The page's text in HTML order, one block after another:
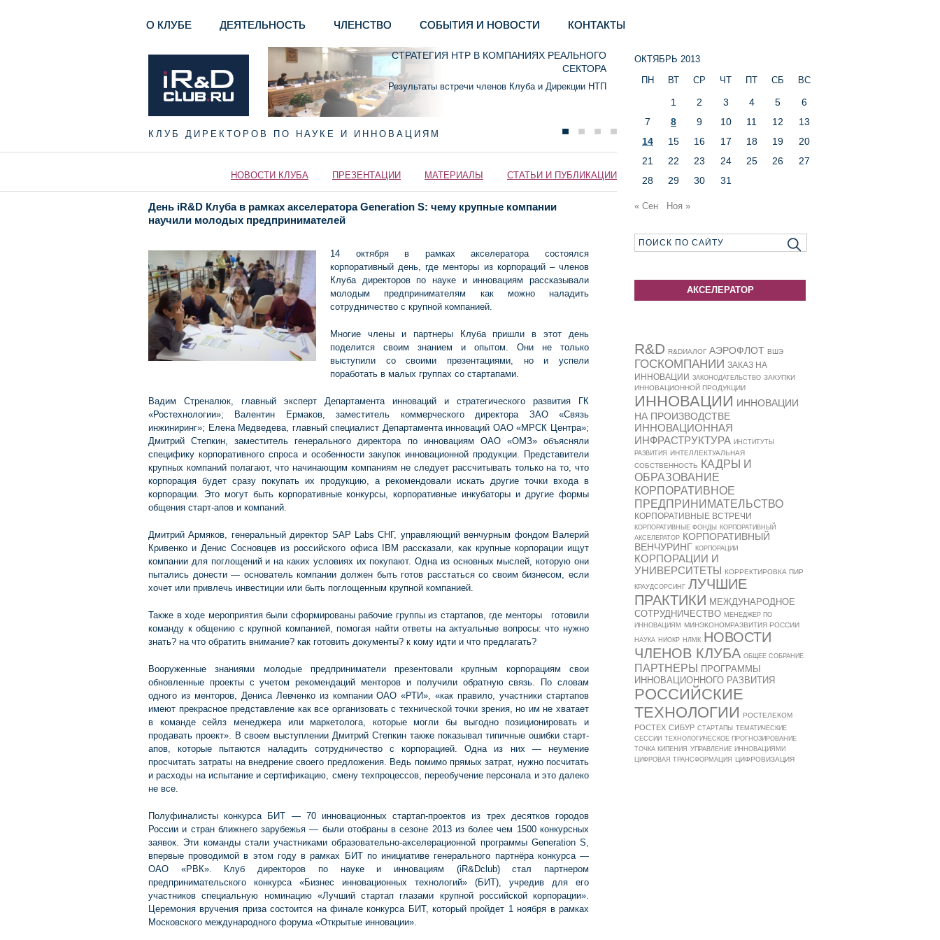
О КЛУБЕ ДЕЯТЕЛЬНОСТЬ ЧЛЕНСТВО СОБЫТИЯ И НОВОСТИ КОНТАКТЫ
СТРАТЕГИЯ НТР В КОМПАНИЯХ РЕАЛЬНОГО
СЕКТОРА
Результаты встречи членов Клуба и Дирекции НТП
КЛУБ ДИРЕКТОРОВ ПО НАУКЕ И ИННОВАЦИЯМ
НОВОСТИ КЛУБА ПРЕЗЕНТАЦИИ МАТЕРИАЛЫ СТАТЬИ И ПУБЛИКАЦИИ
День iR&D Клуба в рамках акселератора Generation S: чему крупные компании
научили молодых предпринимателей
14 октября в рамках акселератора состоялся
корпоративный день, где менторы из корпораций – членов
Клуба директоров по науке и инновациям рассказывали
молодым предпринимателям как можно наладить
сотрудничество с крупной компанией.
Многие члены и партнеры Клуба пришли в этот день
поделится своим знанием и опытом. Они не только
выступили со своими презентациями, но и успели
поработать в малых группах со стартапами.
Вадим Стреналюк, главный эксперт Департамента инноваций и стратегического развития ГК
«Ростехнологии»; Валентин Ермаков, заместитель коммерческого директора ЗАО «Связь
инжиниринг»; Елена Медведева, главный специалист Департамента инноваций ОАО «МРСК Центра»;
Дмитрий Степкин, заместитель генерального директора по инновациям ОАО «ОМЗ» объясняли
специфику корпоративного спроса и особенности закупок инновационной продукции. Представители
крупных компаний полагают, что начинающим компаниям не следует рассчитывать только на то, что
корпорация будет сразу покупать их продукцию, а рекомендовали искать другие точки входа в
корпорации. Это могут быть корпоративные конкурсы, корпоративные инкубаторы и другие формы
общения старт-апов и компаний.
Дмитрий Армяков, генеральный директор SAP Labs СНГ, управляющий венчурным фондом Валерий
Кривенко и Денис Сосновцев из российского офиса IBM рассказали, как крупные корпорации ищут
компании для поглощений и на каких условиях их покупают. Одна из основных мыслей, которую они
пытались донести — основатель компании должен быть готов расстаться со своим бизнесом, если
хочет или привлечь инвестиции или быть поглощенным крупной компанией.
Также в ходе мероприятия были сформированы рабочие группы из стартапов, где менторы готовили
команду к общению с крупной компанией, помогая найти ответы на актуальные вопросы: что нужно
знать? на что обратить внимание? как готовить документы? к кому идти и что предлагать?
Вооруженные знаниями молодые предприниматели презентовали крупным корпорациям свои
обновленные проекты с учетом рекомендаций менторов и получили обратную связь. По словам
одного из менторов, Дениса Левченко из компании ОАО «РТИ», «как правило, участники стартапов
имеют прекрасное представление как все организовать с технической точки зрения, но им не хватает
в команде сейлз менеджера или маркетолога, которые могли бы выгодно позиционировать и
продавать проект». В своем выступлении Дмитрий Степкин также показывал типичные ошибки старт-
апов, которые пытаются наладить сотрудничество с корпорацией. Одна из них — неумение
просчитать затраты на внедрение своего предложения. Ведь помимо прямых затрат, нужно посчитать
и расходы на испытание и сертификацию, смену техпроцессов, переобучение персонала и это далеко
не все.
Полуфиналисты конкурса БИТ — 70 инновационных стартап-проектов из трех десятков городов
России и стран ближнего зарубежья — были отобраны в сезоне 2013 из более чем 1500 конкурсных
заявок. Эти команды стали участниками образовательно-акселерационной программы Generation S,
впервые проводимой в этом году в рамках БИТ по инициативе генерального партнёра конкурса —
ОАО «РВК». Клуб директоров по науке и инновациям (iR&Dclub) стал партнером
предпринимательского конкурса «Бизнес инновационных технологий» (БИТ), учредив для его
участников специальную номинацию «Лучший стартап глазами крупной российской корпорации».
Церемония вручения приза состоится на финале конкурса БИТ, который пройдет 1 ноября в рамках
Московского международного форума «Открытые инновации».
ОКТЯБРЬ 2013
ПН
ВТ СР ЧТ ПТ СБ ВС
1 2 3 4 5
6
7
8 9 10 11 12
13
14
15 16 17 18 19
20
21
22 23 24 25 26
27
28
29 30 31
« Сен Ноя »
АКСЕЛЕРАТОР
R&D R&DИАЛОГ АЭРОФЛОТ ВШЭ
ГОСКОМПАНИИ ЗАКАЗ НА
ИННОВАЦИИ ЗАКОНОДАТЕЛЬСТВО ЗАКУПКИ
ИННОВАЦИОННОЙ ПРОДУКЦИИ
ИННОВАЦИИ ИННОВАЦИИ
НА ПРОИЗВОДСТВЕ
ИННОВАЦИОННАЯ
ИНФРАСТРУКТУРА ИНСТИТУТЫ
РАЗВИТИЯ
ИНТЕЛЛЕКТУАЛЬНАЯ
СОБСТВЕННОСТЬ КАДРЫ И
ОБРАЗОВАНИЕ
КОРПОРАТИВНОЕ
ПРЕДПРИНИМАТЕЛЬСТВО
КОРПОРАТИВНЫЕ ВСТРЕЧИ
КОРПОРАТИВНЫЕ ФОНДЫ
КОРПОРАТИВНЫЙ
АКСЕЛЕРАТОР КОРПОРАТИВНЫЙ
ВЕНЧУРИНГ КОРПОРАЦИИ
КОРПОРАЦИИ И
УНИВЕРСИТЕТЫ КОРРЕКТИРОВКА ПИР
КРАУДСОРСИНГ ЛУЧШИЕ
ПРАКТИКИ МЕЖДУНАРОДНОЕ
СОТРУДНИЧЕСТВО МЕНЕДЖЕР ПО
ИННОВАЦИЯМ
МИНЭКОНОМРАЗВИТИЯ РОССИИ
НАУКА НИОКР НЛМК НОВОСТИ
ЧЛЕНОВ КЛУБА ОБЩЕЕ СОБРАНИЕ
ПАРТНЕРЫ
ПРОГРАММЫ
ИННОВАЦИОННОГО РАЗВИТИЯ
РОССИЙСКИЕ
ТЕХНОЛОГИИ
РОСТЕЛЕКОМ
РОСТЕХ СИБУР СТАРТАПЫ ТЕМАТИЧЕСКИЕ
СЕССИИ ТЕХНОЛОГИЧЕСКОЕ ПРОГНОЗИРОВАНИЕ
ТОЧКА КИПЕНИЯ УПРАВЛЕНИЕ ИННОВАЦИЯМИ
ЦИФРОВАЯ ТРАНСФОРМАЦИЯ
ЦИФРОВИЗАЦИЯ